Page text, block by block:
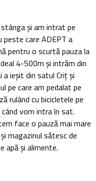
şi am intrat pe
care ADEPT a
pentru o scurtă pauza la
4-500m şi intrăm din
ieşit din satul Criţ şi
pe care am pedalat pe
rulând cu bicicletele pe
vom intra în sat.
face o pauză mai mare
magazinul sătesc de
apă şi alimente.